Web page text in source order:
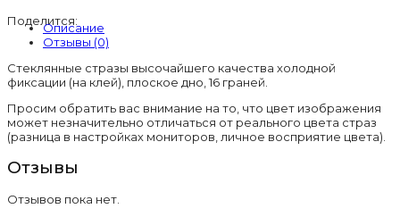
AB
Поделится:
Описание
Отзывы (0)
Стеклянные стразы высочайшего качества холодной
фиксации (на клей), плоское дно, 16 граней.
Просим обратить вас внимание на то, что цвет изображения
может незначительно отличаться от реального цвета страз
(разница в настройках мониторов, личное восприятие цвета).
Отзывы
Отзывов пока нет.